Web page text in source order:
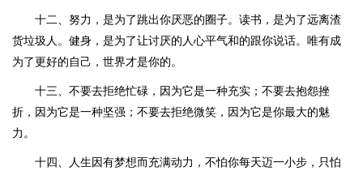
十二、努力，是为了跳出你厌恶的圈子。读书，是为了远离渣
货垃圾人。健身，是为了让讨厌的人心平气和的跟你说话。唯有成
为了更好的自己，世界才是你的。
十三、不要去拒绝忙碌，因为它是一种充实；不要去抱怨挫
折，因为它是一种坚强；不要去拒绝微笑，因为它是你最大的魅
力。
十四、人生因有梦想而充满动力，不怕你每天迈一小步，只怕